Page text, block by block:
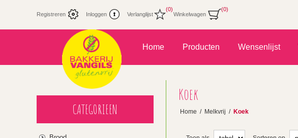
Registreren Inloggen Verlanglijst
(0)
Winkelwagen
(0)
Home Producten Wensenlijst
Koek
Home / Melkvrij / Koek
CATEGORIEEN